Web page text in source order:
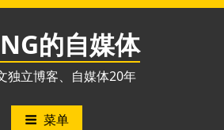
的自媒体
独立博客、自媒体20年
菜单